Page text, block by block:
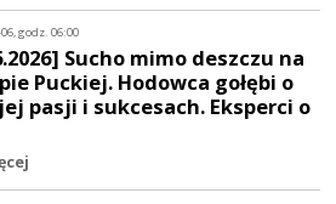
godz. 06:00
Sucho mimo deszczu na
Puckiej. Hodowca gołębi o
pasji i sukcesach. Eksperci o